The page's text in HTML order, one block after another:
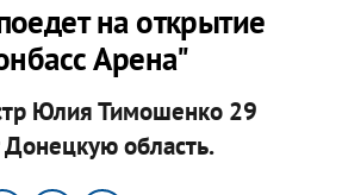
на открытие
Арена"
Юлия Тимошенко 29
Донецкую область.